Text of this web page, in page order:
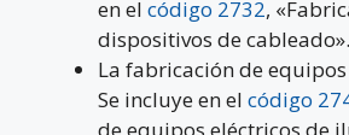
en el código 2732,
dispositivos de cableado».
La fabricación de
Se incluye en el código
de equipos eléctricos de